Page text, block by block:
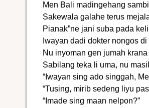
Men Bali madingehang
Sakewala galahe terus
Pianak”ne jani suba pada
Iwayan dadi dokter nongos
Nu inyoman gen jumah
Sabilang teka li uma, nu
“Iwayan sing ado singgah,
“Tusing, mirib sedeng liyu
“Imade sing maan nelpon?”